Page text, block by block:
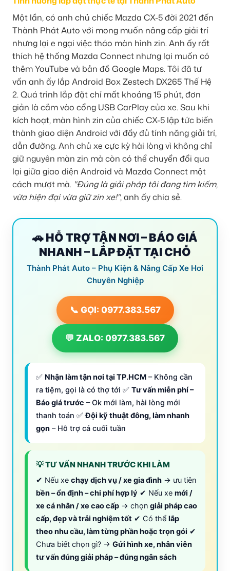
Một lần, có anh chủ chiếc Mazda CX-5 đời 2021 đến
Thành Phát Auto với mong muốn nâng cấp giải trí
nhưng lại e ngại việc tháo màn hình zin. Anh ấy rất
thích hệ thống Mazda Connect nhưng lại muốn có
thêm YouTube và bản đồ Google Maps. Tôi đã tư
vấn anh ấy lắp Android Box Zestech DX265 Thế Hệ
2. Quá trình lắp đặt chỉ mất khoảng 15 phút, đơn
giản là cắm vào cổng USB CarPlay của xe. Sau khi
kích hoạt, màn hình zin của chiếc CX-5 lập tức biến
thành giao diện Android với đầy đủ tính năng giải trí,
dẫn đường. Anh chủ xe cực kỳ hài lòng vì không chỉ
giữ nguyên màn zin mà còn có thể chuyển đổi qua
lại giữa giao diện Android và Mazda Connect một
cách mượt mà. "Đúng là giải pháp tôi đang tìm kiếm,
vừa hiện đại vừa giữ zin xe!", anh ấy chia sẻ.
🚗 HỖ TRỢ TẬN NƠI – BÁO GIÁ
NHANH – LẮP ĐẶT TẠI CHỖ
Thành Phát Auto – Phụ Kiện & Nâng Cấp Xe Hơi
Chuyên Nghiệp
📞 GỌI: 0977.383.567
💬 ZALO: 0977.383.567
✅ Nhận làm tận nơi tại TP.HCM – Không cần
ra tiệm, gọi là có thợ tới ✅ Tư vấn miễn phí –
Báo giá trước – Ok mới làm, hài lòng mới
thanh toán ✅Đội kỹ thuật đông, làm nhanh
gọn – Hỗ trợ cả cuối tuần
💡 TƯ VẤN NHANH TRƯỚC KHI LÀM
✔ Nếu xe chạy dịch vụ / xe gia đình → ưu tiên
bền – ổn định – chi phí hợp lý ✔ Nếu xe mới /
xe cá nhân / xe cao cấp → chọn giải pháp cao
cấp, đẹp và trải nghiệm tốt ✔ Có thể lắp
theo nhu cầu, làm từng phần hoặc trọn gói ✔
Chưa biết chọn gì? → Gửi hình xe, nhân viên
tư vấn đúng giải pháp – đúng ngân sách